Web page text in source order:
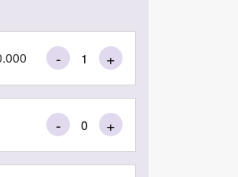
- +
- +